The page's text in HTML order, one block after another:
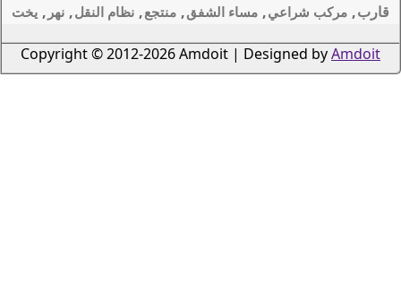
,منتجع, نظام النقل,نهر ,يخت
Copyright © 2012-2026